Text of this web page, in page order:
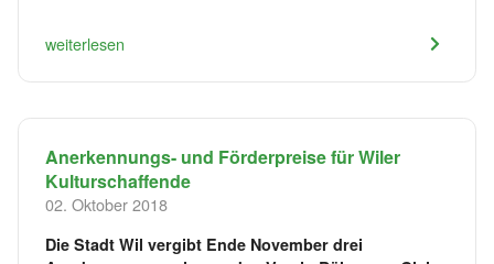
weiterlesen
Anerkennungs- und Förderpreise für Wiler
Kulturschaffende
02. Oktober 2018
Die Stadt Wil vergibt Ende November drei